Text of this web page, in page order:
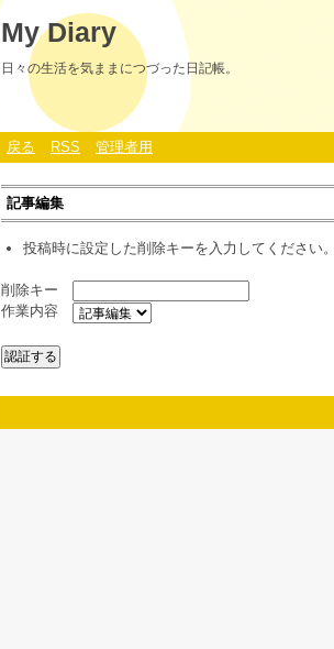
My Diary
日々の生活を気ままにつづった日記帳。
戻る RSS 管理者用
記事編集
投稿時に設定した削除キーを入力してください
削除キー
作業内容